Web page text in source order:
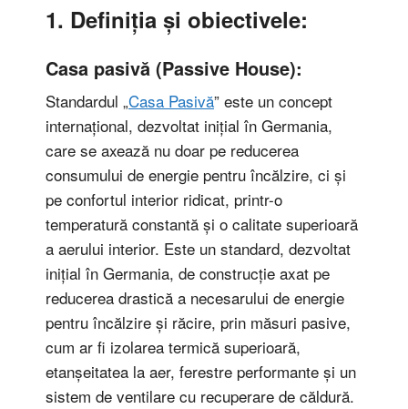
1. Definiția și obiectivele:
Casa pasivă (Passive House):
Standardul „Casa Pasivă” este un concept
internațional, dezvoltat inițial în Germania,
care se axează nu doar pe reducerea
consumului de energie pentru încălzire, ci și
pe confortul interior ridicat, printr-o
temperatură constantă și o calitate superioară
a aerului interior. Este un standard, dezvoltat
inițial în Germania, de construcție axat pe
reducerea drastică a necesarului de energie
pentru încălzire și răcire, prin măsuri pasive,
cum ar fi izolarea termică superioară,
etanșeitatea la aer, ferestre performante și un
sistem de ventilare cu recuperare de căldură.